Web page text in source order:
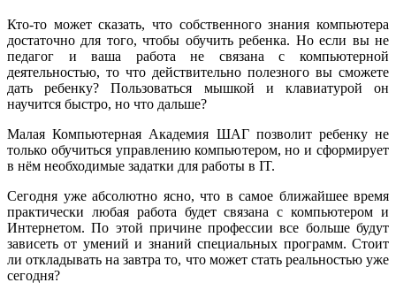
Кто-то может сказать, что собственного знания компьютера
достаточно для того, чтобы обучить ребенка. Но если вы не
педагог и ваша работа не связана с компьютерной
деятельностью, то что действительно полезного вы сможете
дать ребенку? Пользоваться мышкой и клавиатурой он
научится быстро, но что дальше?
Малая Компьютерная Академия ШАГ позволит ребенку не
только обучиться управлению компьютером, но и сформирует
в нём необходимые задатки для работы в IT.
Сегодня уже абсолютно ясно, что в самое ближайшее время
практически любая работа будет связана с компьютером и
Интернетом. По этой причине профессии все больше будут
зависеть от умений и знаний специальных программ. Стоит
ли откладывать на завтра то, что может стать реальностью уже
сегодня?